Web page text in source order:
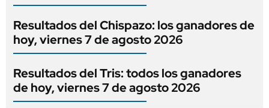
Resultados del Chispazo: los ganadores de
hoy, viernes 7 de agosto 2026
Resultados del Tris: todos los ganadores
de hoy, viernes 7 de agosto 2026